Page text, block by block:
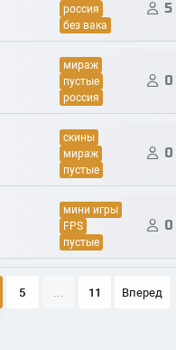
россия
без вака
5
мираж
пустые
россия
0
скины
мираж
пустые
0
мини игры
FPS
пустые
0
5 11 Вперед